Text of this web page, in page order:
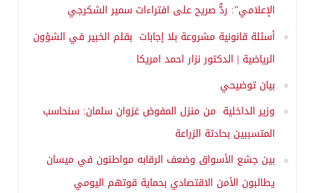
الإعلامي”: ردٌّ صريح على افتراءات سمير الشكرجي
أسئلة قانونية مشروعة بلا إجابات بقلم الخبير في الشؤون
الرياضية | الدكتور نزار احمد امريكا
بيان توضيحي
وزير الداخلية من منزل المفوض غزوان سلمان: سنحاسب
المتسببين بحادثة الزراعة
بين جشع الأسواق وضعف الرقابه مواطنون في ميسان
يطالبون الأمن الاقتصادي بحماية قوتهم اليومي